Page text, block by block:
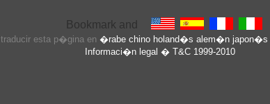
traducir esta p�gina en �rabe chino holand�s alem�n japon�s
Informaci�n legal � T&C 1999-2010